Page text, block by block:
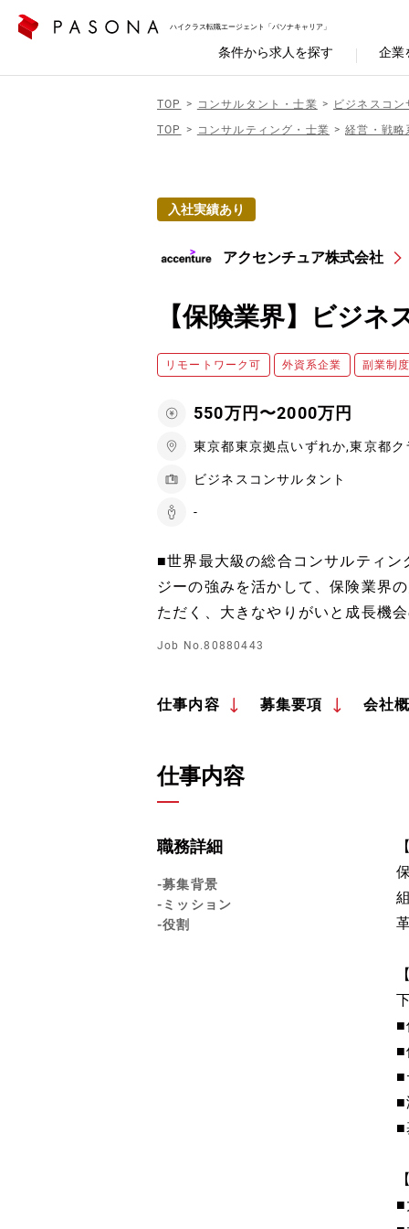
ハイクラス転職エージェント「パソナキャリア」
条件から求人を探す 企業
TOP コンサルタント・士業
ビジネスコ
TOP
コンサルティング・士業 経営・戦略
入社実績あり
アクセンチュア株式会社
【保険業界】ビジ
リモートワーク可 外資系企業 副業制
550万円〜2000万円
東京都東京拠点いずれか,東京都
ビジネスコンサルタント
-
■世界最大級の総合コンサルティ
ジーの強みを活かして、保険業界
ただく、大きなやりがいと成長機
Job No.80880443
仕事内容 募集要項 会社
仕事内容
職務詳細
-募集背景
-ミッション
-役割
■
■
■
■
■
■